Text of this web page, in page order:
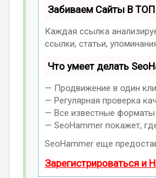
Забиваем Сайты В
Каждая ссылка
ссылки, статьи,
Что умеет делать
— Продвижение в один
— Регулярная проверка
— Все известные форматы
— SeoHammer покажет,
SeoHammer еще
Зарегистрироваться и